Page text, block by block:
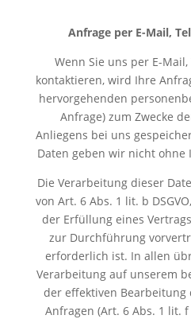
Anfrage per E-Mail,
Wenn Sie uns per E-
kontaktieren, wird Ihre
hervorgehenden
Anfrage) zum Zwecke
Anliegens bei uns
Daten geben wir nicht
Die Verarbeitung dieser
von Art. 6 Abs. 1 lit. b
der Erfüllung eines
zur Durchführung
erforderlich ist. In allen
Verarbeitung auf unserem
der effektiven
Anfragen (Art. 6 Abs. 1 lit.